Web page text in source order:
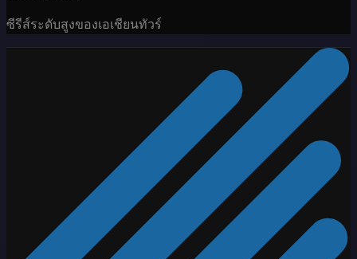
ซีรีส์ระดับสูงของเอเชียนทัวร์